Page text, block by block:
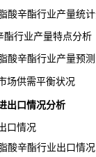
酯行业产量统计
业产量特点分析
辛酯行业产量预
供需平衡状况
出口情况分析
口情况
辛酯行业出口情况